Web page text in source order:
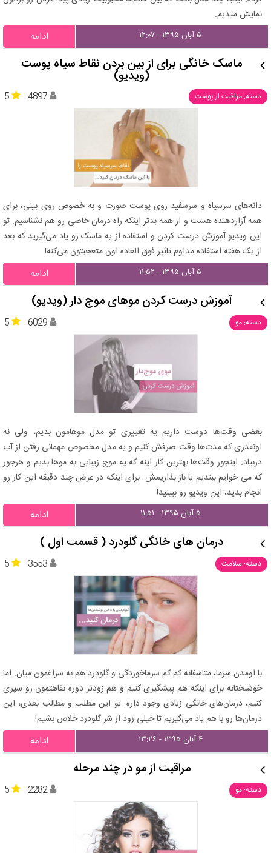
نمایش میدیم.
۵ آبان ۱۳۹۵ - ۱۲:۰۷ ادامه
ماسک خانگی برای از بین بردن نقاط سیاه پوست
(ویدیو)
دسته: مراقبت از پوست 5 4897
دانه‌های سرسیاه و سرسفید روی پوست صورت و به خصوص روی بینی، برای
همه آزاردهنده هست و از همه بدتر اینکه راه درمان خاصی رو هم نشناسیم. تو
این ویدیو آموزش درست کردن و استفاده از یه ماسک رو یاد می‌گیرید که بعد
از یک هفته استفاده مداوم تاثیر فوق العاده اون متعجبتون می‌کنه!
۵ آبان ۱۳۹۵ - ۱۱:۵۲ ادامه
آموزش درست کردن موهای موج دار (ویدیو)
دسته: مو 5 6029
بعضی وقت‌ها دوست داریم یه تغییری تو مدل موهامون بدیم، ولی نه
اونقدری که مدت‌ها وقت صرفش کنیم و یه مدل مخصوص مهمانی رفتن از آب
دربیاد. اینجور وقت‌ها بهترین کار اینه که یه موج زیبایی به موها بدیم و هرجور
که می خوایم ببندیم یا باز بذاریمش. برای اینکه در عرض چند دقیقه این کار رو
انجام بدید، این ویدیو رو ببینید!
۵ آبان ۱۳۹۵ - ۱۱:۵۱ ادامه
درمان های خانگی گلودرد ( قسمت اول )
دسته: سلامت 5 3553
با اومدن سرما، متاسفانه کم کم سرماخوردگی و گلودرد هم به سراغمون میان. اما
خوشبختانه برای اینکه هم پیشگیری کنیم و هم زودتر دوره نقاهتمون رو سپری
کنیم، درمان‌های خانگی زیادی وجود داره. تو این مطلب و مطالب بعدی، این
درمان‌ها رو با هم یاد می‌گیریم تا خیلی زود از شر گلودرد خلاص بشیم!
۴ آبان ۱۳۹۵ - ۱۳:۲۶ ادامه
مراقبت از مو در چند مرحله
دسته: مو 5 2282